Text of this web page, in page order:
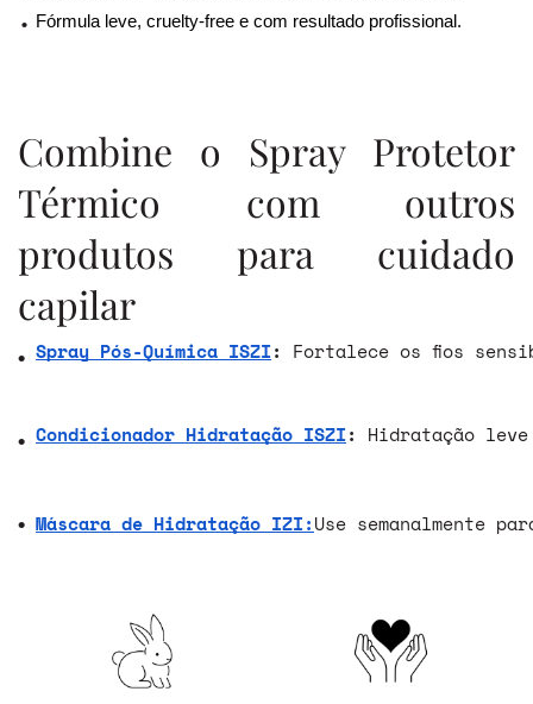
Fórmula leve, cruelty-free e com resultado profissional.
Combine o Spray Protetor
Térmico com outros
produtos para cuidado
capilar
Spray Pós-Química ISZI: Fortalece os fios
Condicionador Hidratação ISZI: Hidratação
Máscara de Hidratação IZI:Use semanalmente